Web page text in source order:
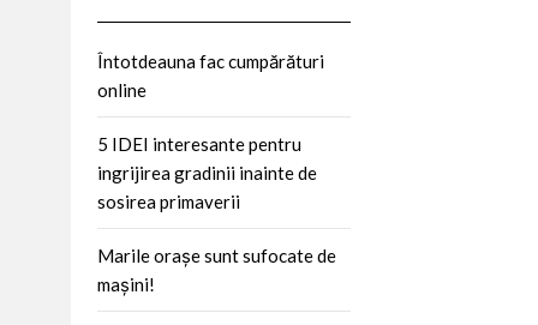
Întotdeauna fac cumpărături
online
5 IDEI interesante pentru
ingrijirea gradinii inainte de
sosirea primaverii
Marile orașe sunt sufocate de
mașini!